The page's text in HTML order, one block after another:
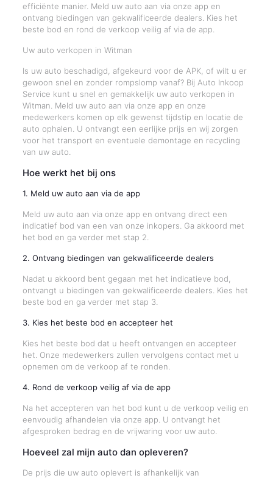
efficiënte manier. Meld uw auto aan via onze app en
ontvang biedingen van gekwalificeerde dealers. Kies het
beste bod en rond de verkoop veilig af via de app.
Uw auto verkopen in Witman
Is uw auto beschadigd, afgekeurd voor de APK, of wilt u er
gewoon snel en zonder rompslomp vanaf? Bij Auto Inkoop
Service kunt u snel en gemakkelijk uw auto verkopen in
Witman. Meld uw auto aan via onze app en onze
medewerkers komen op elk gewenst tijdstip en locatie de
auto ophalen. U ontvangt een eerlijke prijs en wij zorgen
voor het transport en eventuele demontage en recycling
van uw auto.
Hoe werkt het bij ons
1. Meld uw auto aan via de app
Meld uw auto aan via onze app en ontvang direct een
indicatief bod van een van onze inkopers. Ga akkoord met
het bod en ga verder met stap 2.
2. Ontvang biedingen van gekwalificeerde dealers
Nadat u akkoord bent gegaan met het indicatieve bod,
ontvangt u biedingen van gekwalificeerde dealers. Kies het
beste bod en ga verder met stap 3.
3. Kies het beste bod en accepteer het
Kies het beste bod dat u heeft ontvangen en accepteer
het. Onze medewerkers zullen vervolgens contact met u
opnemen om de verkoop af te ronden.
4. Rond de verkoop veilig af via de app
Na het accepteren van het bod kunt u de verkoop veilig en
eenvoudig afhandelen via onze app. U ontvangt het
afgesproken bedrag en de vrijwaring voor uw auto.
Hoeveel zal mijn auto dan opleveren?
De prijs die uw auto oplevert is afhankelijk van